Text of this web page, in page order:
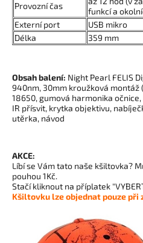
Provozní čas
funkcí a
Externí port
USB mikro
Délka
359 mm
Obsah balení: Night Pearl FELIS
940nm, 30mm kroužková montáž
18650, gumová harmonika
IR přísvit, krytka objektivu,
utěrka, návod
AKCE:
Líbí se Vám tato naše kšiltovka?
pouhou 1Kč.
Stačí kliknout na příplatek
Kšiltovku lze objednat pouze při